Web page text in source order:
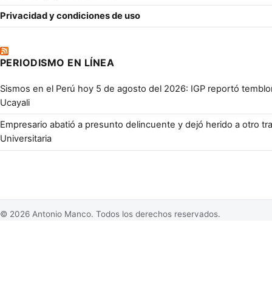
Privacidad y condiciones de uso
PERIODISMO EN LÍNEA
Sismos en el Perú hoy 5 de agosto del 2026: IGP reportó
Ucayali
Empresario abatió a presunto delincuente y dejó herido a otro
Universitaria
© 2026 Antonio Manco. Todos los derechos reservados.